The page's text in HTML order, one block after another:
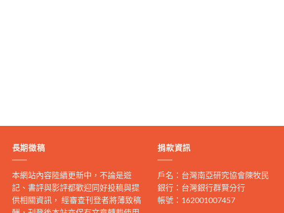
長期徵稿
本網站內容陸續更新中，不論是遊
記、書評與影評都歡迎同好投稿與提
供相關資訊， 經審查刊登者將薄致稿
捐款資訊
戶名：台灣南亞研究協會陳牧民
銀行：台灣銀行群賢分行
帳號：162001007457